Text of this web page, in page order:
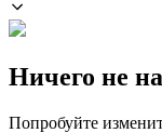
Ничего не
Попробуйте